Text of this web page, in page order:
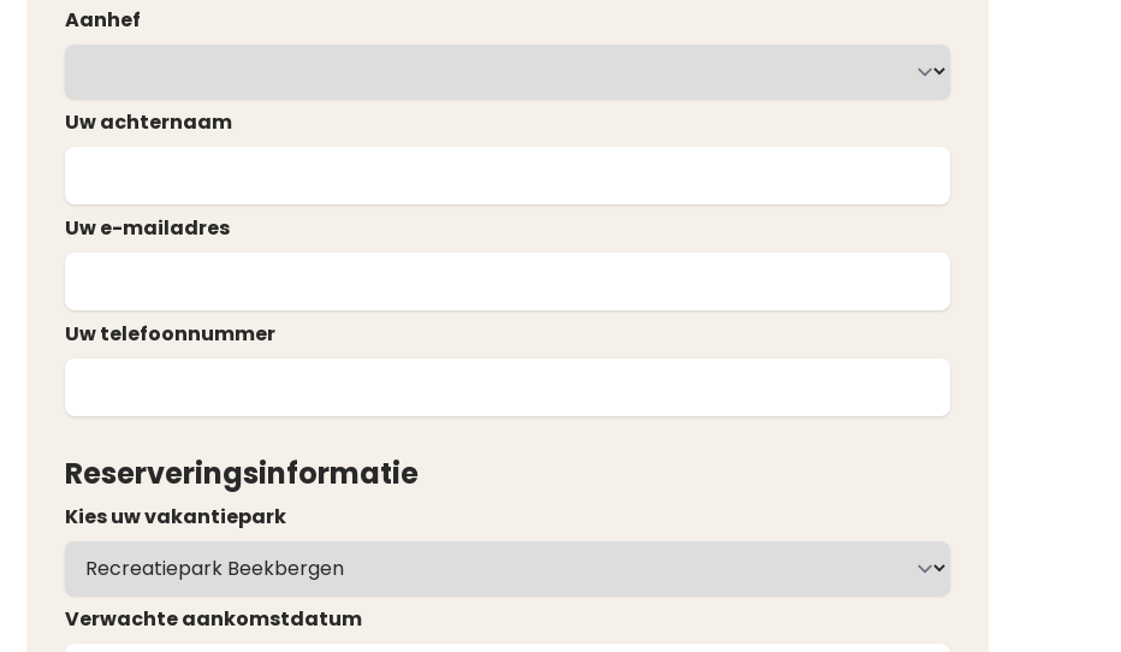
Aanhef
Uw achternaam
Uw e-mailadres
Uw telefoonnummer
Reserveringsinformatie
Kies uw vakantiepark
Verwachte aankomstdatum